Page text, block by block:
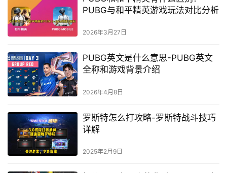
PUBG与和平精英游戏玩法对比分析
2026年3月27日
PUBG英文是什么意思-PUBG英文
全称和游戏背景介绍
2026年4月8日
罗斯特怎么打攻略-罗斯特战斗技巧
详解
2025年2月9日